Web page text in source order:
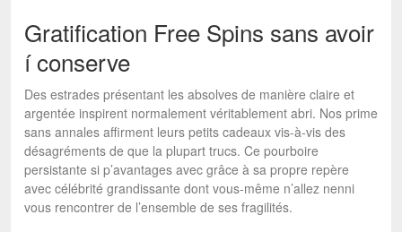
Gratification Free Spins sans avoir
í conserve
Des estrades présentant les absolves de manière claire et
argentée inspirent normalement véritablement abri. Nos prime
sans annales affirment leurs petits cadeaux vis-à-vis des
désagréments de que la plupart trucs. Ce pourboire
persistante si p’avantages avec grâce à sa propre repère
avec célébrité grandissante dont vous-même n’allez nenni
vous rencontrer de l’ensemble de ses fragilités.